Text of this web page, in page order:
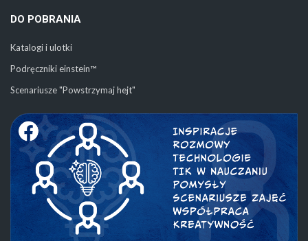
DO POBRANIA
Katalogi i ulotki
Podręczniki einstein™
Scenariusze "Powstrzymaj hejt"